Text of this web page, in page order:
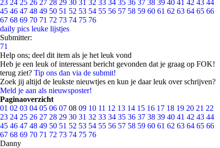
23 24 25 26 27 28 29 30 31 32 33 34 35 36 37 38 39 40 41 42 43 44
45 46 47 48 49 50 51 52 53 54 55 56 57 58 59 60 61 62 63 64 65 66
67 68 69 70 71 72 73 74 75 76
daily pics leuke lijstjes
Submitter:
71
Help ons; deel dit item als je het leuk vond
Heb je een leuk of interessant bericht gevonden dat je graag op FOK!
terug ziet? Tip ons dan via de submit!
Zoek jij altijd de leukste nieuwtjes en kun je daar leuk over schrijven?
Meld je aan als nieuwsposter!
Paginaoverzicht
01 02 03 04 05 06 07 08 09 10 11 12 13 14 15 16 17 18 19 20 21 22
23 24 25 26 27 28 29 30 31 32 33 34 35 36 37 38 39 40 41 42 43 44
45 46 47 48 49 50 51 52 53 54 55 56 57 58 59 60 61 62 63 64 65 66
67 68 69 70 71 72 73 74 75 76
Danny